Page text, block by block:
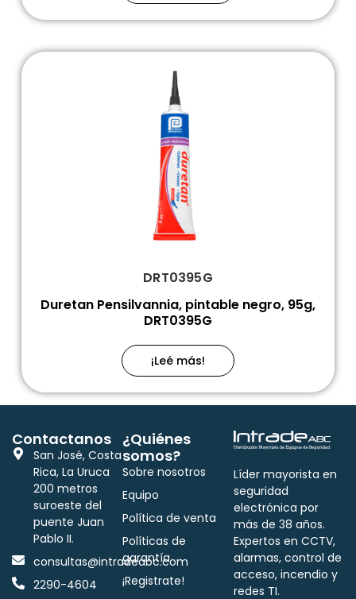
DRT0395G
Duretan Pensilvannia, pintable negro, 95g,
DRT0395G
¡Leé más!
Líder mayorista en
seguridad
electrónica por
más de 38 años.
Expertos en CCTV,
alarmas, control de
acceso, incendio y
redes TI.
¿Quiénes
somos?
Sobre nosotros
Equipo
Política de venta
Políticas de
garantía
¡Registrate!
Contactanos
San José, Costa
Rica, La Uruca
200 metros
suroeste del
puente Juan
Pablo II.
consultas@intradeabc.com
2290-4604